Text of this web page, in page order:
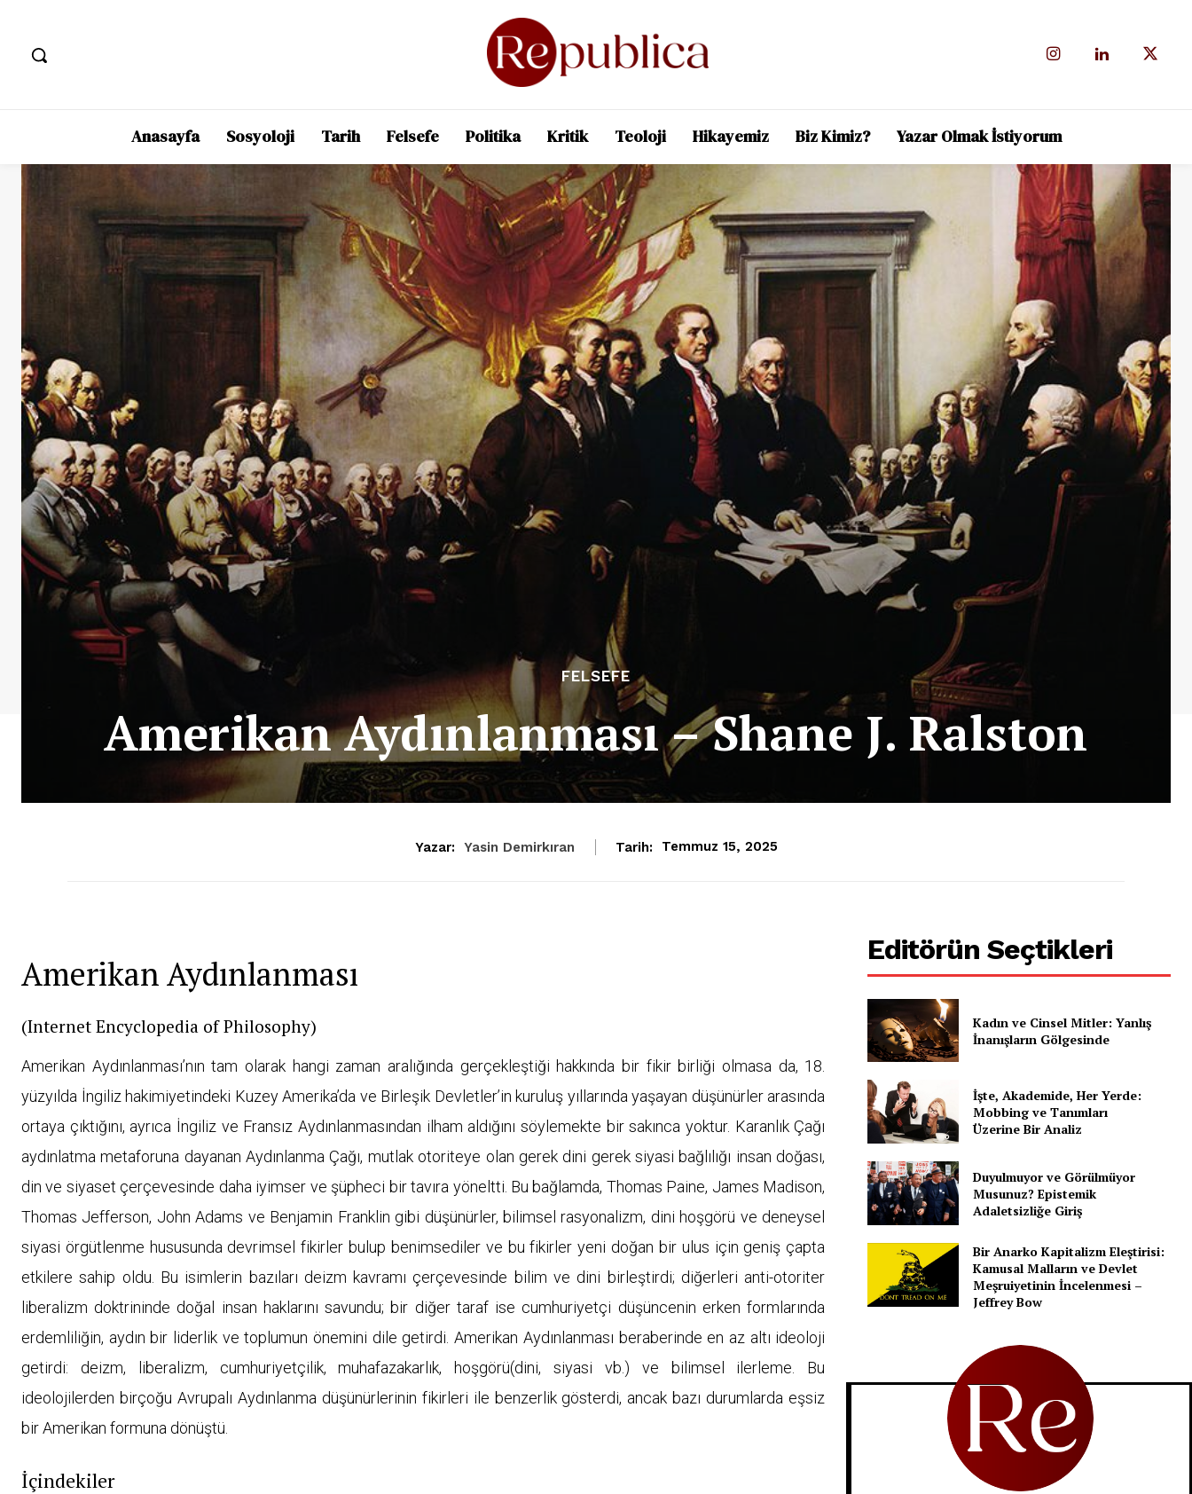
Anasayfa Sosyoloji Tarih Felsefe Politika Kritik Teoloji Hikayemiz Biz Kimiz? Yazar Olmak İstiyorum
FELSEFE
Amerikan Aydınlanması – Shane J. Ralston
Yazar: Yasin Demirkıran Tarih: Temmuz 15, 2025
Amerikan Aydınlanması
(Internet Encyclopedia of Philosophy)
Amerikan Aydınlanması’nın tam olarak hangi zaman aralığında gerçekleştiği hakkında bir fikir birliği olmasa da, 18.
yüzyılda İngiliz hakimiyetindeki Kuzey Amerika’da ve Birleşik Devletler’in kuruluş yıllarında yaşayan düşünürler arasında
ortaya çıktığını, ayrıca İngiliz ve Fransız Aydınlanmasından ilham aldığını söylemekte bir sakınca yoktur. Karanlık Çağı
aydınlatma metaforuna dayanan Aydınlanma Çağı, mutlak otoriteye olan gerek dini gerek siyasi bağlılığı insan doğası,
din ve siyaset çerçevesinde daha iyimser ve şüpheci bir tavıra yöneltti. Bu bağlamda, Thomas Paine, James Madison,
Thomas Jefferson, John Adams ve Benjamin Franklin gibi düşünürler, bilimsel rasyonalizm, dini hoşgörü ve deneysel
siyasi örgütlenme hususunda devrimsel fikirler bulup benimsediler ve bu fikirler yeni doğan bir ulus için geniş çapta
etkilere sahip oldu. Bu isimlerin bazıları deizm kavramı çerçevesinde bilim ve dini birleştirdi; diğerleri anti-otoriter
liberalizm doktrininde doğal insan haklarını savundu; bir diğer taraf ise cumhuriyetçi düşüncenin erken formlarında
erdemliliğin, aydın bir liderlik ve toplumun önemini dile getirdi. Amerikan Aydınlanması beraberinde en az altı ideoloji
getirdi: deizm, liberalizm, cumhuriyetçilik, muhafazakarlık, hoşgörü(dini, siyasi vb.) ve bilimsel ilerleme. Bu
ideolojilerden birçoğu Avrupalı Aydınlanma düşünürlerinin fikirleri ile benzerlik gösterdi, ancak bazı durumlarda eşsiz
bir Amerikan formuna dönüştü.
İçindekiler
Editörün Seçtikleri
Kadın ve Cinsel Mitler: Yanlış
İnanışların Gölgesinde
İşte, Akademide, Her Yerde:
Mobbing ve Tanımları
Üzerine Bir Analiz
Duyulmuyor ve Görülmüyor
Musunuz? Epistemik
Adaletsizliğe Giriş
Bir Anarko Kapitalizm Eleştirisi:
Kamusal Malların ve Devlet
Meşruiyetinin İncelenmesi –
Jeffrey Bow